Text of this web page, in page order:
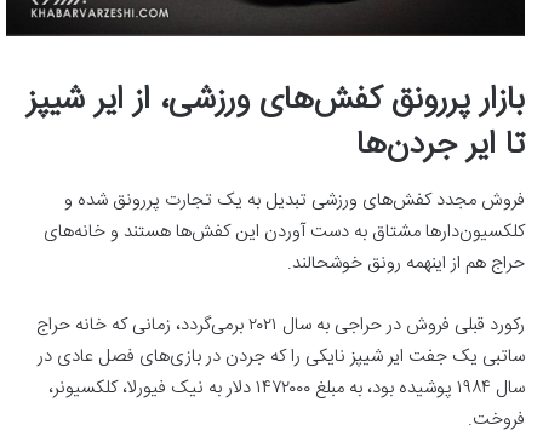
بازار پررونق کفش‌های ورزشی، از ایر شیپز
تا ایر جردن‌ها
فروش مجدد کفش‌های ورزشی تبدیل به یک تجارت پررونق شده و
کلکسیون‌دارها مشتاق به دست آوردن این کفش‌ها هستند و خانه‌های
حراج هم از اینهمه رونق خوشحالند.
رکورد قبلی فروش در حراجی به سال ۲۰۲۱ برمی‌گردد، زمانی که خانه حراج
ساتبی یک جفت ایر شیپز نایکی را که جردن در بازی‌های فصل عادی در
سال ۱۹۸۴ پوشیده بود، به مبلغ ۱۴۷۲۰۰۰ دلار به نیک فیورلا، کلکسیونر،
فروخت.